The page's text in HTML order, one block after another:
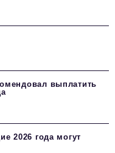
выплатить
2026 года могут